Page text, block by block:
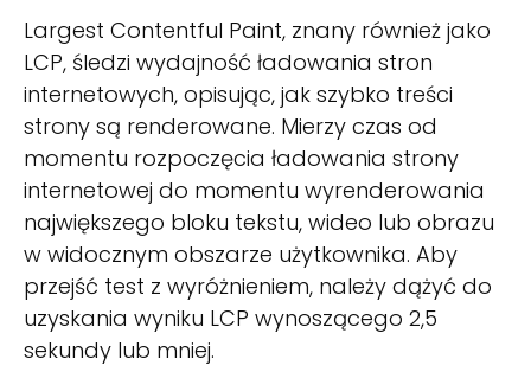
Largest Contentful Paint, znany również jako
LCP, śledzi wydajność ładowania stron
internetowych, opisując, jak szybko treści
strony są renderowane. Mierzy czas od
momentu rozpoczęcia ładowania strony
internetowej do momentu wyrenderowania
największego bloku tekstu, wideo lub obrazu
w widocznym obszarze użytkownika. Aby
przejść test z wyróżnieniem, należy dążyć do
uzyskania wyniku LCP wynoszącego 2,5
sekundy lub mniej.